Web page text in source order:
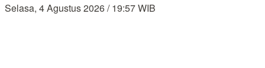
Selasa, 4 Agustus 2026 / 19:57 WIB